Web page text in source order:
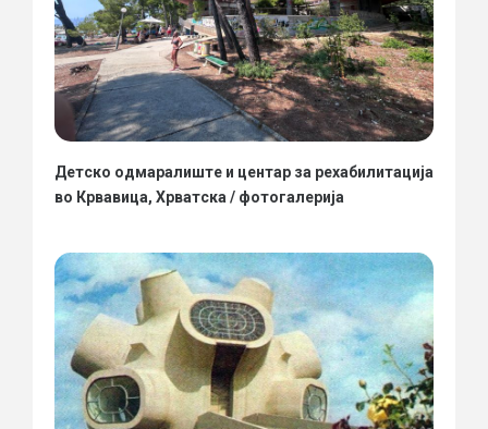
Детско одмаралиште и центар за рехабилитација
во Крвавица, Хрватска / фотогалерија